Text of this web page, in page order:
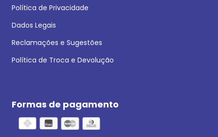
Política de Privacidade
Dados Legais
Reclamações e Sugestões
Política de Troca e Devolução
Formas de pagamento